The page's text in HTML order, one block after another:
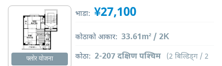
फ्लोर योजना
भाडा: ¥27,100
कोठाको आकार: 33.61m² / 2K
कोठा: 2-207 दक्षिण पश्चिम
(2 बिल्डिङ्ग / 2